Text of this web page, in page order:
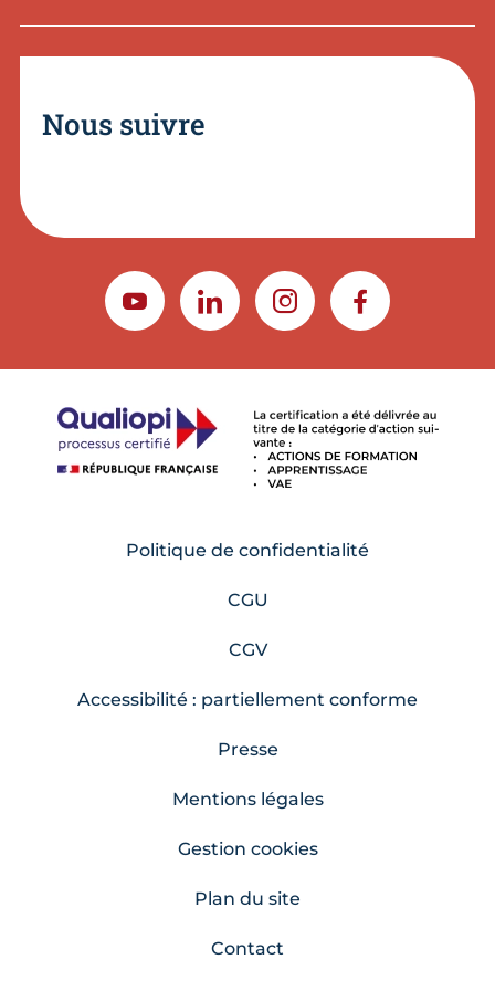
Nous suivre
YOUTUBELINKEDININSTAGRAMFACEBOOK
Politique de confidentialité
CGU
CGV
Accessibilité : partiellement conforme
Presse
Mentions légales
Gestion cookies
Plan du site
Contact